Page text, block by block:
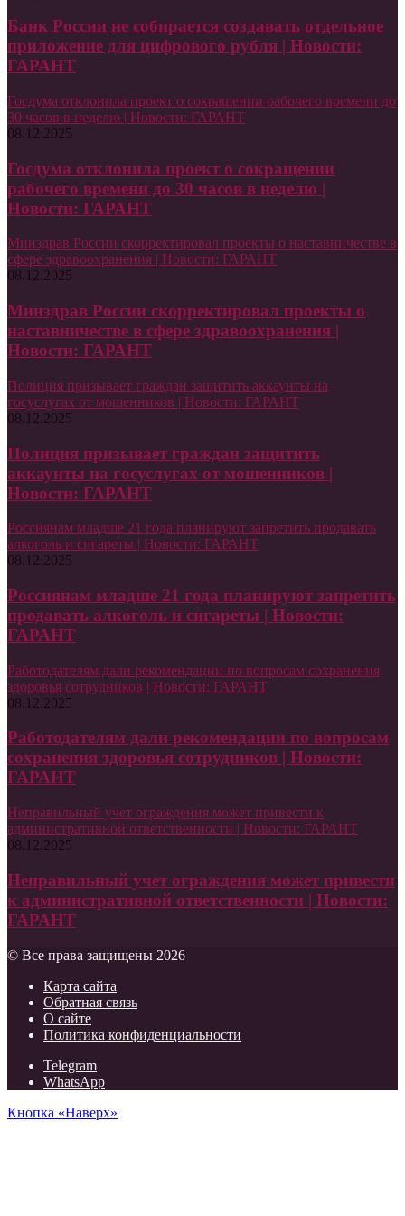
Банк России не собирается создавать отдельное
приложение для цифрового рубля | Новости:
ГАРАНТ
Госдума отклонила проект о сокращении рабочего времени до
30 часов в неделю | Новости: ГАРАНТ
08.12.2025
Госдума отклонила проект о сокращении
рабочего времени до 30 часов в неделю |
Новости: ГАРАНТ
Минздрав России скорректировал проекты о наставничестве в
сфере здравоохранения | Новости: ГАРАНТ
08.12.2025
Минздрав России скорректировал проекты о
наставничестве в сфере здравоохранения |
Новости: ГАРАНТ
Полиция призывает граждан защитить аккаунты на
госуслугах от мошенников | Новости: ГАРАНТ
08.12.2025
Полиция призывает граждан защитить
аккаунты на госуслугах от мошенников |
Новости: ГАРАНТ
Россиянам младше 21 года планируют запретить продавать
алкоголь и сигареты | Новости: ГАРАНТ
08.12.2025
Россиянам младше 21 года планируют запретить
продавать алкоголь и сигареты | Новости:
ГАРАНТ
Работодателям дали рекомендации по вопросам сохранения
здоровья сотрудников | Новости: ГАРАНТ
08.12.2025
Работодателям дали рекомендации по вопросам
сохранения здоровья сотрудников | Новости:
ГАРАНТ
Неправильный учет ограждения может привести к
административной ответственности | Новости: ГАРАНТ
08.12.2025
Неправильный учет ограждения может привести
к административной ответственности | Новости:
ГАРАНТ
© Все права защищены 2026
Карта сайта
Обратная связь
О сайте
Политика конфиденциальности
Telegram
WhatsApp
Кнопка «Наверх»